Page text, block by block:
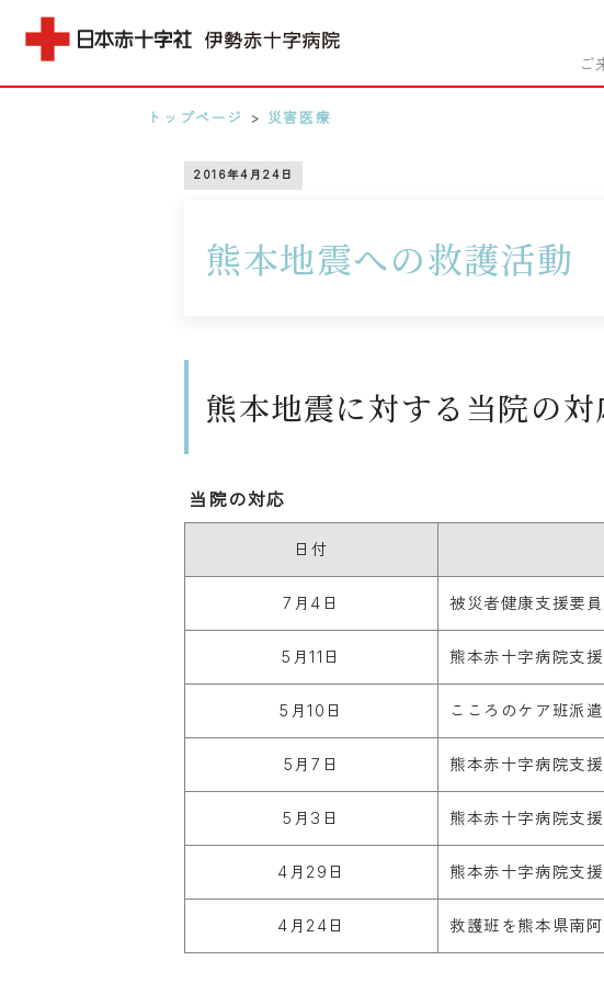
ご
0596-28-2171
トップページ > 災害医療
熊本地震への救護活動
2016年4月24日
熊本地震に対する当院の対
当院の対応
日付
7月4日 被災者健康支援要
5月11日 熊本赤十字病院支
5月10日 こころのケア班派
5月7日 熊本赤十字病院支
5月3日 熊本赤十字病院支
4月29日 熊本赤十字病院支
4月24日 救護班を熊本県南